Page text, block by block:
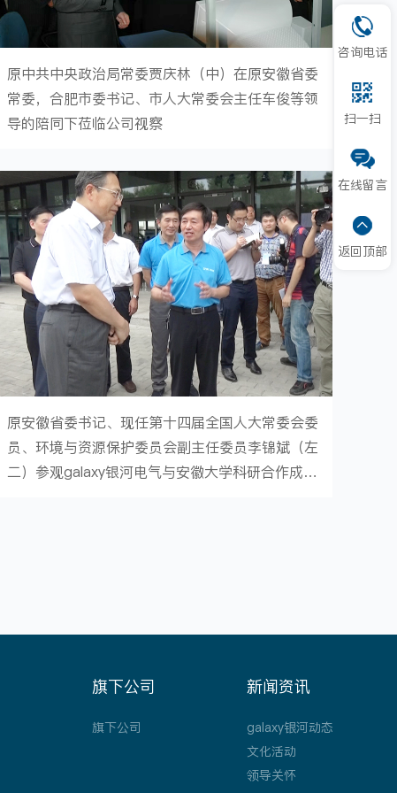
原中共中央政治局常委贾庆林（中）在原安徽省委
常委，合肥市委书记、市人大常委会主任车俊等领
导的陪同下莅临公司视察
原安徽省委书记、现任第十四届全国人大常委会委
员、环境与资源保护委员会副主任委员李锦斌（左
二）参观galaxy银河电气与安徽大学科研合作成果
旗下公司
旗下公司
新闻资讯
galaxy银河动态
文化活动
领导关怀
咨询电话
扫一扫
在线留言
返回顶部